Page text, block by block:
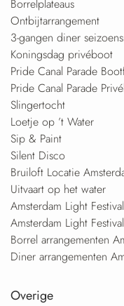
Borrelplateaus
Ontbijtarrangement
3-gangen diner
Koningsdag privéboot
Pride Canal Parade
Pride Canal Parade
Slingertocht
Loetje op ’t Water
Sip & Paint
Silent Disco
Bruiloft Locatie
Uitvaart op het water
Amsterdam Light
Amsterdam Light
Borrel arrangementen
Diner arrangementen
Overige